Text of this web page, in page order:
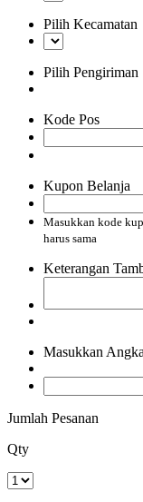
Pilih Kecamatan
Pilih Pengiriman
Kode Pos
Kupon Belanja
Masukkan kode
harus sama
Keterangan
Masukkan
Jumlah Pesanan
Qty